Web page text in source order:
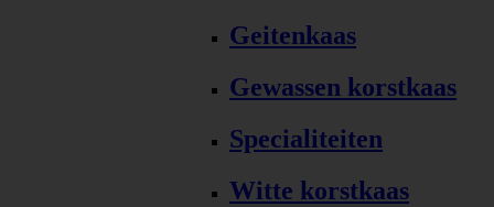
Geitenkaas
Gewassen korstkaas
Specialiteiten
Witte korstkaas